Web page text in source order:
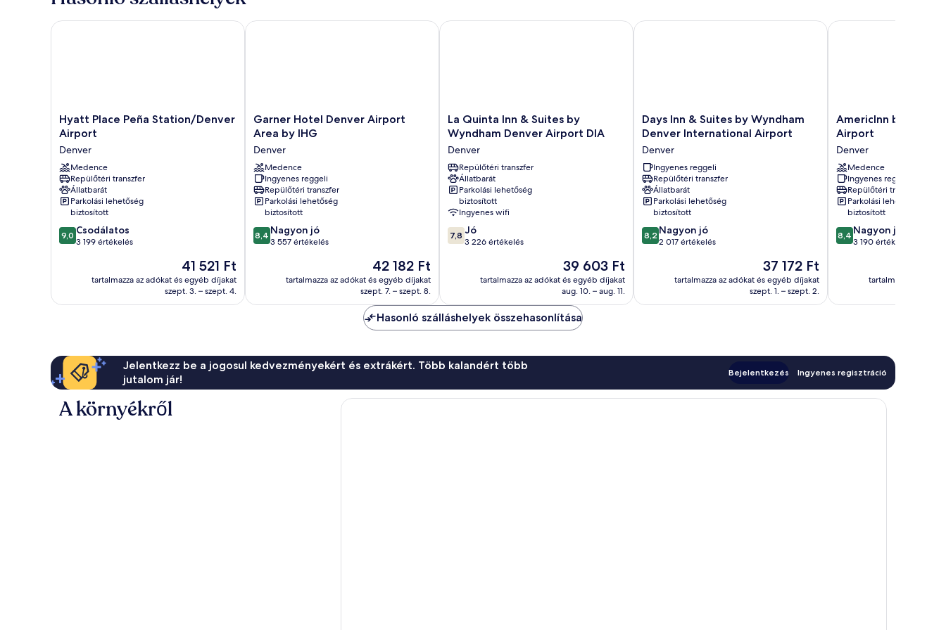
Hyatt
Place
Peña
Station/Denver
Airport
Denver
Hyatt Place Peña Station/Denver
Airport
Denver
Medence
Repülőtéri transzfer
Állatbarát
Parkolási lehetőség
biztosított
9.0
ennyiből:
9,0 Csodálatos
3 199 értékelés
Az
ár
41 521 Ft
41 521 Ft
tartalmazza az adókat és egyéb díjakat
szept. 3. – szept. 4.
Hyatt Place Peña Station/Denver Airport
Garner
Hotel
Airport
Area
by
IHG
Denver
Garner Hotel Denver Airport
Area by IHG
Denver
Medence
Ingyenes reggeli
Repülőtéri transzfer
Parkolási lehetőség
biztosított
8.4
ennyiből:
értékelés
8,4 Nagyon jó
3 557 értékelés
Az
ár
42 182 Ft
42 182 Ft
tartalmazza az adókat és egyéb díjakat
szept. 7. – szept. 8.
Garner Hotel Denver Airport Area by IHG
La
Quinta
Inn
&
Suites
by
Wyndham
Denver
Airport
DIA
Denver
La Quinta Inn & Suites by
Wyndham Denver Airport DIA
Denver
Repülőtéri transzfer
Állatbarát
Parkolási lehetőség
biztosított
Ingyenes wifi
7.8
ennyiből:
7,8 Jó
3 226 értékelés
Az
ár
39 603 Ft
39 603 Ft
tartalmazza az adókat és egyéb díjakat
aug. 10. – aug. 11.
La Quinta Inn & Suites by Wyndham Denver Airport DIA
Days
Inn
Suites
by
Wyndham
Denver
International
Airport
Denver
Days Inn & Suites by Wyndham
Denver International Airport
Denver
Ingyenes reggeli
Repülőtéri transzfer
Állatbarát
Parkolási lehetőség
biztosított
8.2
ennyiből:
értékelés
8,2 Nagyon jó
2 017 értékelés
Az
ár
37 172 Ft
37 172 Ft
tartalmazza az adókat és egyéb díjakat
szept. 1. – szept. 2.
Days Inn & Suites by Wyndham Denver International Airport
AmericInn
by
Wyndham
Denver
Airport
Denver
AmericInn by
Airport
Denver
Medence
Ingyenes reggeli
Repülőtéri transzfer
Parkolási lehetőség
biztosított
8.4
ennyiből:
értékelés
8,4 Nagyon jó
3 190 értékelés
tartalmazza az
AmericInn by
Hasonló szálláshelyek összehasonlítása
Jelentkezz be a jogosul kedvezményekért és extrákért. Több kalandért több
jutalom jár!
Bejelentkezés Ingyenes regisztráció
A környékről